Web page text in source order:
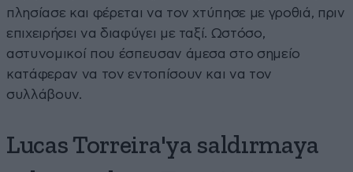
πλησίασε και φέρεται να τον χτύπησε με γροθιά, πριν
επιχειρήσει να διαφύγει με ταξί. Ωστόσο,
αστυνομικοί που έσπευσαν άμεσα στο σημείο
κατάφεραν να τον εντοπίσουν και να τον
συλλάβουν.
Lucas Torreira'ya saldırmaya